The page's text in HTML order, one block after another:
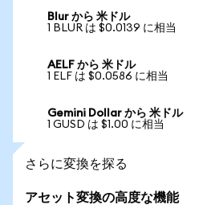
Blur から 米ドル
1 BLUR は $0.0139 に相当
AELF から 米ドル
1 ELF は $0.0586 に相当
Gemini Dollar から 米ドル
1 GUSD は $1.00 に相当
さらに変換を探る
アセット変換の高度な機能